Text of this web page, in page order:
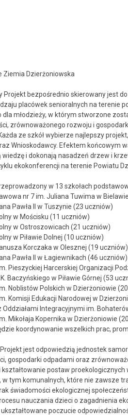
Ziemia Dzierżoniowska
Projekt bezpośrednio skierowany jest
placówek senioralnych na terenie
młodzieży, w którym stworzone
zrównoważonego rozwoju i
ze szkół wybierze najlepszy
Wnioskodawcy. Efektem końcowym
i dokonają nasadzeń drzew i
ekokonferencji na terenie Powiatu
w 13 szkołach
nr 7 im. Juliana Tuwima w
Pawła II w Tuszynie (23 uczniów)
w Mościsku (11 uczniów)
w Ostroszowicach (21 uczniów)
w Piławie Dolnej (10 uczniów)
Korczaka w Olesznej (19 uczniów)
Pawła II w Łagiewnikach (46 uczniów)
Pieszyckiej Harcerskiej Organizacji
Baczyńskiego w Piławie Górnej (53
Noblistów Polskich w Dzierżoniowie
Komisji Edukacji Narodowej w
Oddziałami Integracyjnymi im.
Mikołaja Kopernika w Dzierżoniowie
koordynowanie wszelkich prac,
jest odpowiedzią jednostek
gospodarki odpadami oraz
postaw
tym komunalnych, które nie zawsze
świadomości ekologicznej
nauczania dzieci o zagadnienia
poczucie